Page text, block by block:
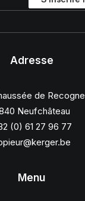
Adresse
de Recogne
Neufchâteau
(0) 61 27 96 77
Menu